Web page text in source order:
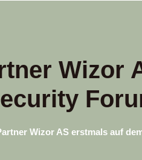
Wizor
Wizor AS erstmals auf